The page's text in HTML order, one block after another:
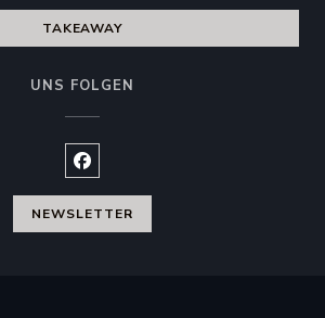
TAKEAWAY
UNS FOLGEN
Facebook ((öffnet ein neues
NEWSLETTER